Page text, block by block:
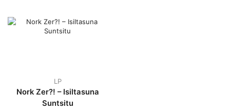
Punk (146)
(35)
LP
Nork Zer?! – Isiltasuna
Suntsitu